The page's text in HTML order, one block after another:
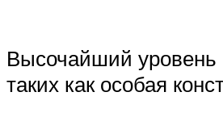
Высочайший уровень
таких как особая